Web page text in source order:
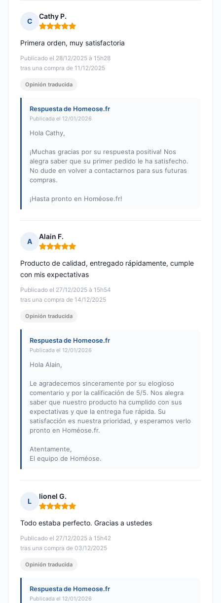
C
Cathy P.
Nota: 5 de 5
Publicado el 28/12/2025 à 15h28
tras una compra de 11/12/2025
Primera orden, muy satisfactoria
Opinión traducida
Respuesta de Homeose.fr
Publicada el 12/01/2026
Hola Cathy,
¡Muchas gracias por su respuesta positiva! Nos
alegra saber que su primer pedido le ha satisfecho.
No dude en volver a contactarnos para sus futuras
compras.
¡Hasta pronto en Homéose.fr!
A
Alain F.
Nota: 5 de 5
Publicado el 27/12/2025 à 15h54
tras una compra de 14/12/2025
Producto de calidad, entregado rápidamente, cumple
con mis expectativas
Opinión traducida
Respuesta de Homeose.fr
Publicada el 12/01/2026
Hola Alain,
Le agradecemos sinceramente por su elogioso
comentario y por la calificación de 5/5. Nos alegra
saber que nuestro producto ha cumplido con sus
expectativas y que la entrega fue rápida. Su
satisfacción es nuestra prioridad, y esperamos verlo
pronto en Homéose.fr.
Atentamente,
El equipo de Homéose.
L
lionel G.
Nota: 5 de 5
Publicado el 27/12/2025 à 15h42
tras una compra de 03/12/2025
Todo estaba perfecto. Gracias a ustedes
Opinión traducida
Respuesta de Homeose.fr
Publicada el 12/01/2026